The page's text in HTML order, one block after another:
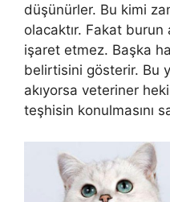
düşünürler. Bu kimi
olacaktır. Fakat burun
işaret etmez. Başka
belirtisini gösterir. Bu
akıyorsa veteriner
teşhisin konulmasını